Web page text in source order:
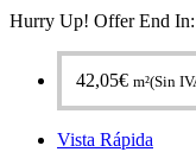
Hurry Up! Offer End In:
42,05€ m²(Sin
Vista Rápida